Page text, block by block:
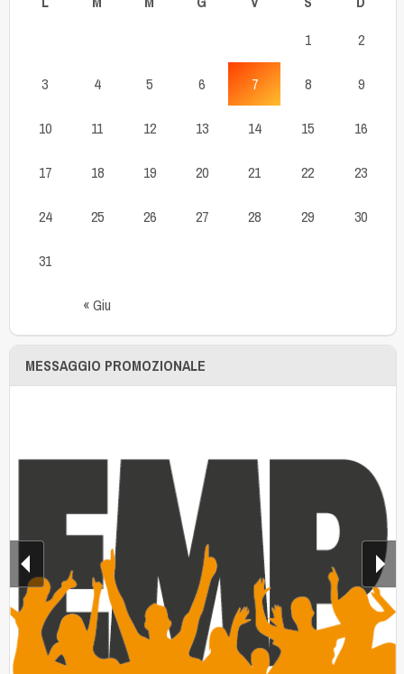
« Giu
1 2
3 4 5 6 7 8 9
10 11 12 13 14 15 16
17 18 19 20 21 22 23
24 25 26 27 28 29 30
31
MESSAGGIO PROMOZIONALE